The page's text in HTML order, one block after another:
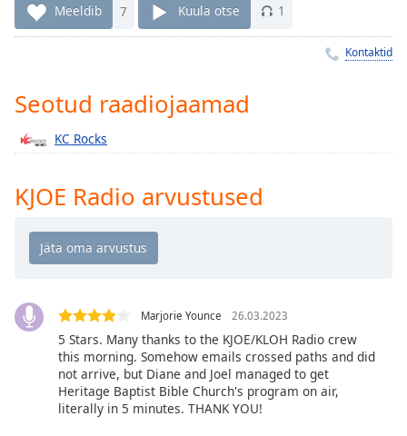
Remaining
Time-
Playback
Chapters
Descriptions
descriptions
selected
subtitles
settings,
opens
Meeldib 7 Kuula otse 1
Kontaktid
Seotud raadiojaamad
KC Rocks
KJOE Radio arvustused
Marjorie Younce 26.03.2023
5 Stars. Many thanks to the KJOE/KLOH Radio crew
this morning. Somehow emails crossed paths and did
not arrive, but Diane and Joel managed to get
Heritage Baptist Bible Church's program on air,
literally in 5 minutes. THANK YOU!